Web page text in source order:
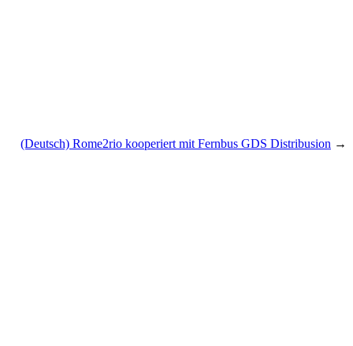
(Deutsch) Rome2rio kooperiert mit Fernbus GDS Distribusion →